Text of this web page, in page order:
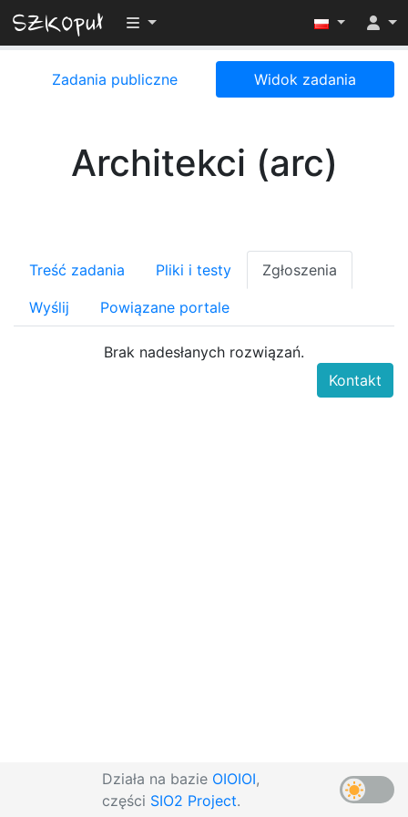
Przełącz widoczność menu
Zadania publiczne Widok zadania
Architekci (arc)
Treść zadania Pliki i testy Zgłoszenia
Wyślij Powiązane portale
Brak nadesłanych rozwiązań.
Działa na bazie OIOIOI,
części SIO2 Project.
Kontakt